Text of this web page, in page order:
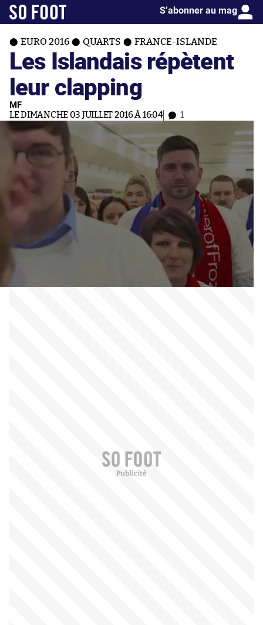
S’abonner au mag
EURO 2016 QUARTS FRANCE-ISLANDE
Les Islandais répètent
leur clapping
MF
LE DIMANCHE 03 JUILLET 2016 À 16:04 1